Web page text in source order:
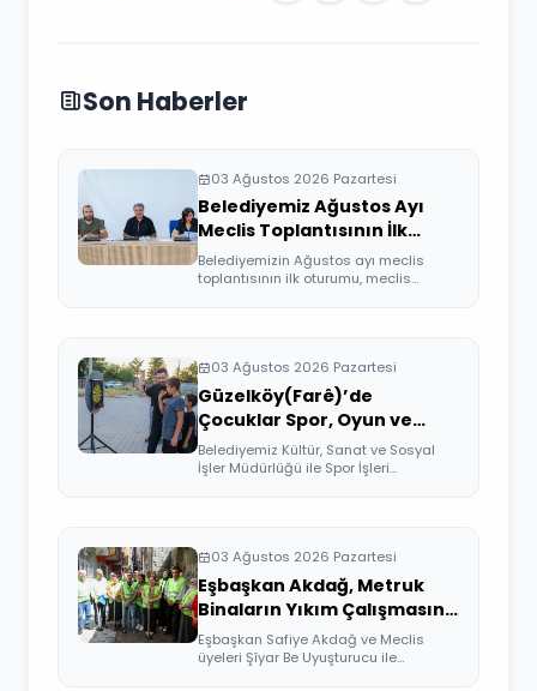
Son Haberler
03 Ağustos 2026 Pazartesi
Belediyemiz Ağustos Ayı
Meclis Toplantısının İlk
Oturumu Gerçekleşti
Belediyemizin Ağustos ayı meclis
toplantısının ilk oturumu, meclis
03 Ağustos 2026 Pazartesi
Güzelköy(Farê)’de
Çocuklar Spor, Oyun ve
Sinemayla Buluştu
Belediyemiz Kültür, Sanat ve Sosyal
İşler Müdürlüğü ile Spor İşleri
03 Ağustos 2026 Pazartesi
Eşbaşkan Akdağ, Metruk
Binaların Yıkım Çalışmasına
Katıldı
Eşbaşkan Safiye Akdağ ve Meclis
üyeleri Şîyar Be Uyuşturucu ile